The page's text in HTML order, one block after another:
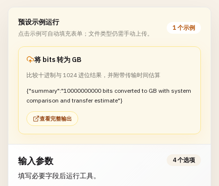
预设示例运行
点击示例可自动填充表单；文件类型仍需手动上传。
1 个示例
将 bits 转为 GB
比较十进制与 1024 进位结果，并附带传输时间估算
{"summary":"10000000000 bits converted to GB with system
comparison and transfer estimate"}
查看完整输出
输入参数
填写必要字段后运行工具。
4 个选项